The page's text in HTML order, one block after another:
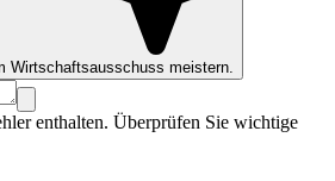
Wirtschaftsausschuss meistern.
enthalten. Überprüfen Sie wichtige